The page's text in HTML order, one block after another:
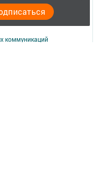
77 -⁠ 73782 от 05.10.2018
по надзору в сфере
коммуникаций